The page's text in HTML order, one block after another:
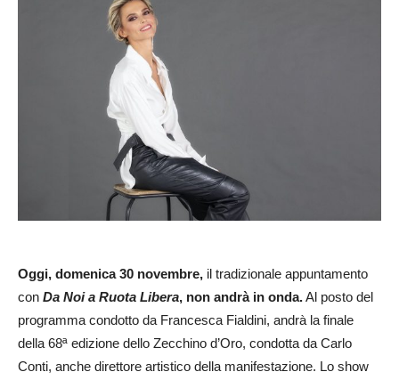
Oggi, domenica 30 novembre, il tradizionale appuntamento
con Da Noi a Ruota Libera, non andrà in onda.Al posto del
programma condotto da Francesca Fialdini, andrà la finale
della 68ª edizione dello Zecchino d’Oro, condotta da Carlo
Conti, anche direttore artistico della manifestazione. Lo show